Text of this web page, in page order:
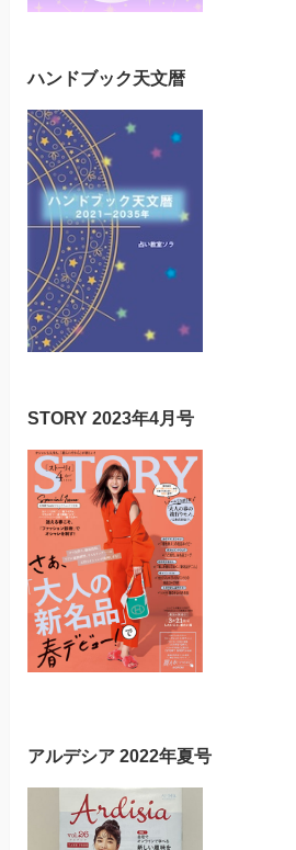
ハンドブック天文暦
STORY 2023年4月号
アルデシア 2022年夏号